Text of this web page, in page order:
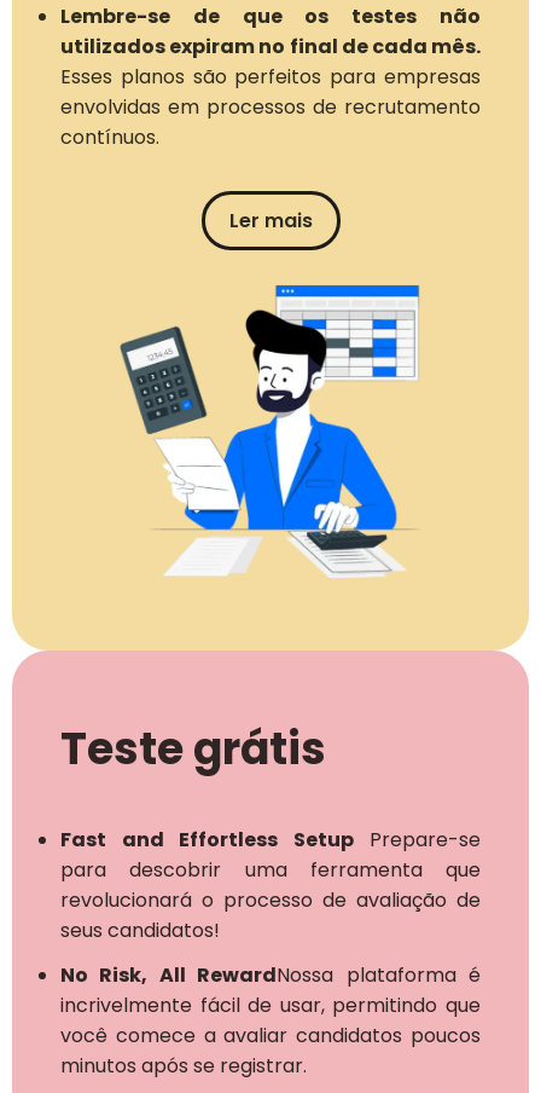
Lembre-se de que os testes não
utilizados expiram no final de cada mês.
Esses planos são perfeitos para empresas
envolvidas em processos de recrutamento
contínuos.
Ler mais
Teste grátis
Fast and Effortless SetupPrepare-se
para descobrir uma ferramenta que
revolucionará o processo de avaliação de
seus candidatos!
No Risk, All RewardNossa plataforma é
incrivelmente fácil de usar, permitindo que
você comece a avaliar candidatos poucos
minutos após se registrar.